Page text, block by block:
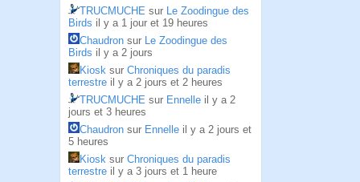
TRUCMUCHE sur Le Zoodingue des
Birds il y a 1 jour et 19 heures
Chaudron sur Le Zoodingue des
Birds il y a 2 jours
Kiosk sur Chroniques du paradis
terrestre il y a 2 jours et 2 heures
TRUCMUCHE sur Ennelle il y a 2
jours et 3 heures
Chaudron sur Ennelle il y a 2 jours et
5 heures
Kiosk sur Chroniques du paradis
terrestre il y a 3 jours et 1 heure